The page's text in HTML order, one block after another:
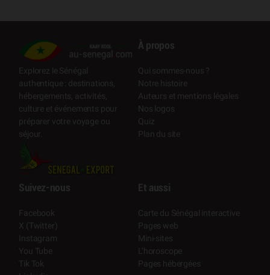
Explorez le Sénégal
authentique : destinations,
hébergements, activités,
culture et événements pour
préparer votre voyage ou
séjour.
À propos
Qui sommes-nous ?
Notre histoire
Auteurs et mentions légales
Nos logos
Quiz
Plan du site
Suivez-nous
Facebook
X (Twitter)
Instagram
You Tube
Tik Tok
Et aussi
Carte du Sénégal interactive
Pages web
Mini-sites
L’horoscope
Pages hébergées